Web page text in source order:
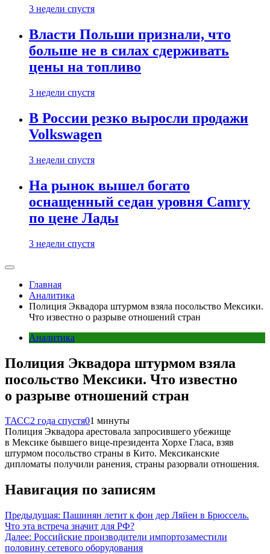
3 недели спустя
Власти Польши признали, что
больше не в силах сдерживать
цены на топливо
3 недели спустя
В России резко выросли продажи
Volkswagen
3 недели спустя
На рынок вышел богато
оснащенный седан уровня Camry
по цене Лады
3 недели спустя
Главная
Аналитика
Полиция Эквадора штурмом взяла посольство Мексики.
Что известно о разрыве отношений стран
Аналитика
Полиция Эквадора штурмом взяла
посольство Мексики. Что известно
о разрыве отношений стран
ТАСС2 года спустя01 минуты
Полиция Эквадора арестовала запросившего убежище
в Мексике бывшего вице-президента Хорхе Гласа, взяв
штурмом посольство страны в Кито. Мексиканские
дипломаты получили ранения, страны разорвали отношения.
Навигация по записям
Предыдущая: Пашинян летит к фон дер Ляйен в Брюссель.
Что эта встреча значит для РФ?
Далее: Российские производители импортозаместили
половину сетевого оборудования